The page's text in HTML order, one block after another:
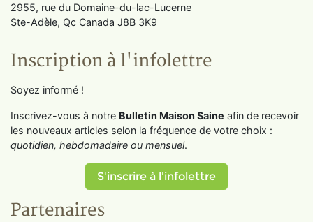
2955, rue du Domaine-du-lac-Lucerne
Ste-Adèle, Qc Canada J8B 3K9
Inscription à l'infolettre
Soyez informé !
Inscrivez-vous à notre Bulletin Maison Saine afin de recevoir
les nouveaux articles selon la fréquence de votre choix :
quotidien, hebdomadaire ou mensuel.
S'inscrire à l'infolettre
Partenaires